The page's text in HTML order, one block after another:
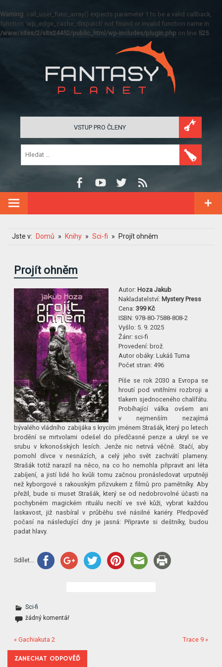
Warning: call_user_func_array() expects parameter 1 to be a valid callback,
function 'wp_edge_cache_dispatch' not found or invalid function name in
/www/sites/2/site24452/public_html/wp-includes/plugin.php on line 525
VSTUP PRO ČLENY
Jste v: Domů Knihy Sci-fi Projít ohněm
Projít ohněm
Autor:Hoza Jakub
Nakladatelství:Mystery Press
Cena:399 Kč
ISBN: 978-80-7588-808-2
Vyšlo: 5. 9. 2025
Žánr: sci-fi
Provedení:brož.
Autor obáky:Lukáš Tuma
Počet stran:496
Píše se rok 2030 a Evropa se
hroutí pod vnitřními rozbroji a
tlakem sjednoceného chalífátu.
Probíhající válka ovšem ani
v nejmenším nezajímá
bývalého vládního zabijáka s krycím jménem Strašák, který po letech
brodění se mrtvolami odešel do předčasné penze a ukryl se ve
srubu v krkonošských lesích. Jenže nic netrvá věčně. Stačí, aby
pomohl dívce v nesnázích, a celý jeho svět zachvátí plameny.
Strašák totiž narazil na něco, na co ho nemohla připravit ani léta
zabíjení, a jistí lidé ho kvůli tomu začnou pronásledovat urputněji
než kyborgové s rakouským přízvukem z filmů pro pamětníky. Aby
přežil, bude si muset Strašák, který se od nedobrovolné účasti na
pochybném magickém rituálu necítí ve své kůži, vybrat každou
laskavost, již nasbíral v průběhu své násilné kariéry. Předpověď
počasí na následující dny je jasná: Připravte si deštníky, budou
padat hlavy.
Sdílet...
Sci-fi
žádný komentář
« Gachiakuta 2 Trace 9 »
ZANECHAT ODPOVĚĎ